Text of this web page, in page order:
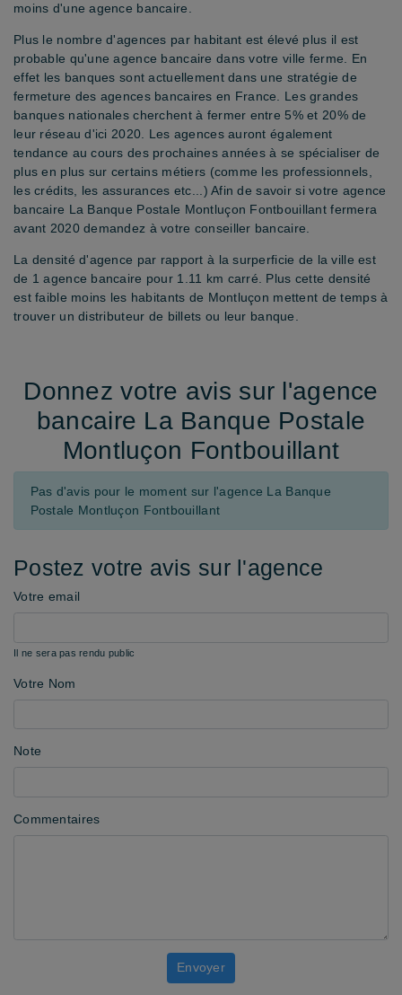
moins d'une agence bancaire.
Plus le nombre d'agences par habitant est élevé plus il est
probable qu'une agence bancaire dans votre ville ferme. En
effet les banques sont actuellement dans une stratégie de
fermeture des agences bancaires en France. Les grandes
banques nationales cherchent à fermer entre 5% et 20% de
leur réseau d'ici 2020. Les agences auront également
tendance au cours des prochaines années à se spécialiser de
plus en plus sur certains métiers (comme les professionnels,
les crédits, les assurances etc...) Afin de savoir si votre agence
bancaire La Banque Postale Montluçon Fontbouillant fermera
avant 2020 demandez à votre conseiller bancaire.
La densité d'agence par rapport à la surperficie de la ville est
de 1 agence bancaire pour 1.11 km carré.
Plus cette densité
est faible moins les habitants de Montluçon mettent de temps à
trouver un distributeur de billets ou leur banque.
Donnez votre avis sur l'agence
bancaire La Banque Postale
Montluçon Fontbouillant
Pas d'avis pour le moment sur l'agence La Banque
Postale Montluçon Fontbouillant
Postez votre avis sur l'agence
Votre email
Il ne sera pas rendu public
Votre Nom
Note
Commentaires